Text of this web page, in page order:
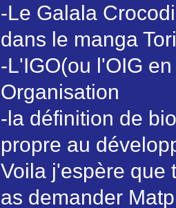
-Le Galala
dans le manga
-L'IGO(ou l'OIG
Organisation
-la définition de
propre au
Voila j'espère que
as demander